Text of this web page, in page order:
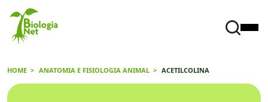
HOME ANATOMIA E FISIOLOGIA ANIMAL ACETILCOLINA